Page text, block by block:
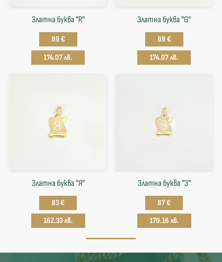
Златна буква "R"
89 €
174.07 лв.
Златна буква "G"
89 €
174.07 лв.
Златна буква "Я"
83 €
162.33 лв.
Златна буква "З"
87 €
170.16 лв.